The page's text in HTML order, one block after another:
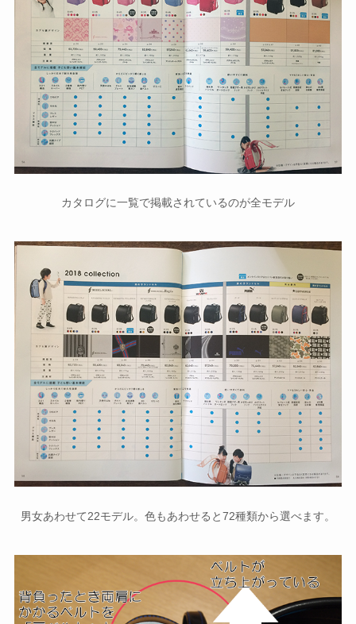
カタログに一覧で掲載されているのが全モデル
男女あわせて22モデル。色もあわせると72種類から選べます。